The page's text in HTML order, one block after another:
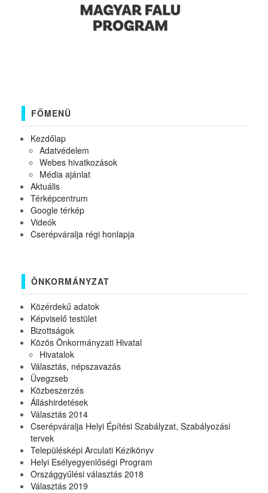
FŐMENÜ
Kezdőlap
Adatvédelem
Webes hivatkozások
Média ajánlat
Aktuális
Térképcentrum
Google térkép
Videók
Cserépváralja régi honlapja
ÖNKORMÁNYZAT
Közérdekű adatok
Képviselő testület
Bizottságok
Közös Önkormányzati Hivatal
Hivatalok
Választás, népszavazás
Üvegzseb
Közbeszerzés
Álláshirdetések
Választás 2014
Cserépváralja Helyi Építési Szabályzat, Szabályozási
tervek
Településképi Arculati Kézikönyv
Helyi Esélyegyenlőségi Program
Országgyűlési választás 2018
Választás 2019